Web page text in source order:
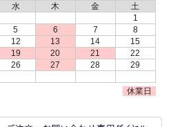
水 木 金
土
1
5 6 7
8
12 13 14
15
19 20 21
22
26 27 28
29
休業日